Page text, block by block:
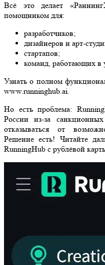
Всё это делает
помощником для:
разработчиков;
дизайнеров и арт-
стартапов;
команд, работающих в
Узнать о полном
www.runninghub.ai.
Но есть проблема:
России из-за
отказываться от
Решение есть! Читайте
RunningHub с рублёвой